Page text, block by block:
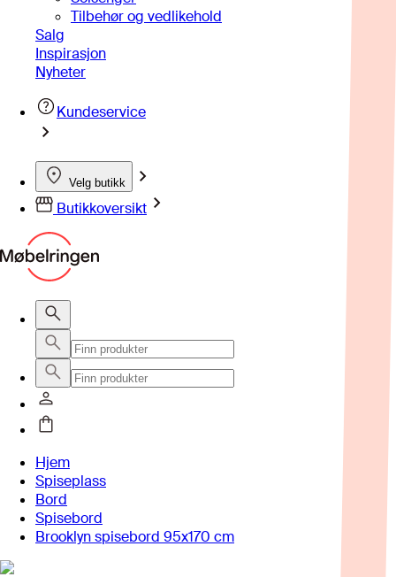
Tilbehør og vedlikehold
Salg
Inspirasjon
Nyheter
Kundeservice
Velg butikk
Butikkoversikt
Hjem
Spiseplass
Bord
Spisebord
Brooklyn spisebord 95x170 cm